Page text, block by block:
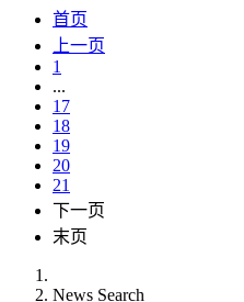
首页
上一页
1
...
17
18
19
20
21
下一页
末页
News Search